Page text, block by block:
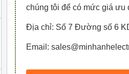
chúng tôi để có mức giá ưu
Địa chỉ: Số 7 Đường số 6
Email: